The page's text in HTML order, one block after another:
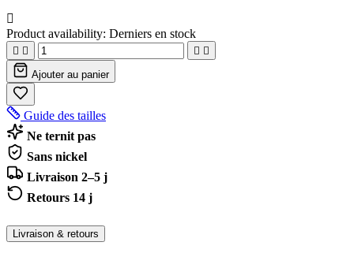

Product availability: Derniers en stock
   
Ajouter au panier
Guide des tailles
Ne ternit pas
Sans nickel
Livraison 2–5 j
Retours 14 j
Livraison & retours